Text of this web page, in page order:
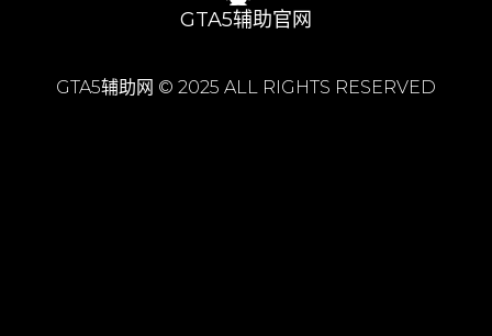
GTA5辅助官网
GTA5辅助网 © 2025 ALL RIGHTS RESERVED